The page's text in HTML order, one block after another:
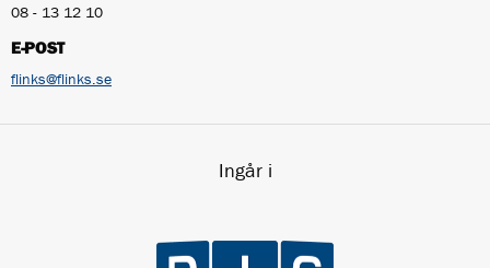
08 - 13 12 10
E-POST
flinks@flinks.se
Ingår i